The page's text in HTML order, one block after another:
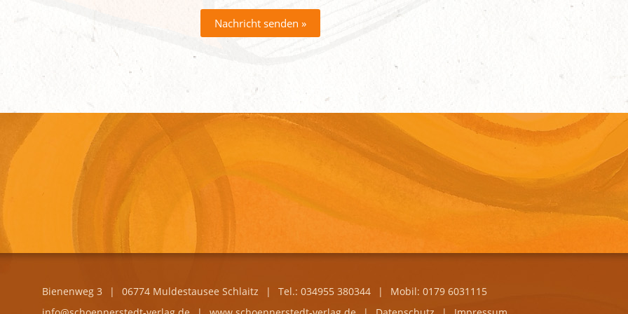
Bienenweg 3 | 06774 Muldestausee Schlaitz | Tel.: 034955 380344 |
Mobil: 0179 6031115